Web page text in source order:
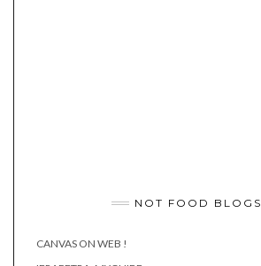
NOT FOOD BLOGS
CANVAS ON WEB !